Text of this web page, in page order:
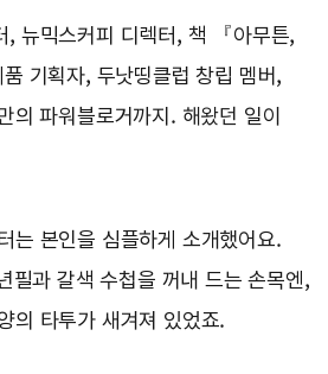
, 뉴믹스커피 디렉터, 책 『아무튼,
기획자, 두낫띵클럽 창립 멤버,
의 파워블로거까지. 해왔던 일이
는 본인을 심플하게 소개했어요.
필과 갈색 수첩을 꺼내 드는 손목엔,
의 타투가 새겨져 있었죠.